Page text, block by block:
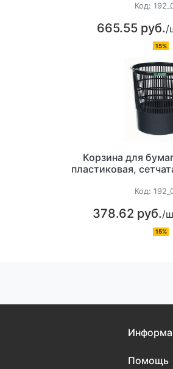
Код:
665.55 руб./
15%
Корзина для
пластиковая,
Код:
378.62 руб./
15%
Помощь